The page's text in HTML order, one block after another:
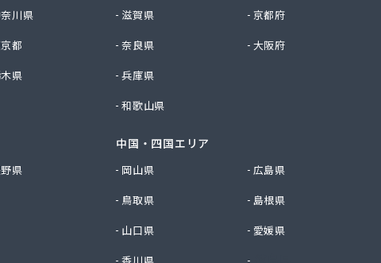
川県
都
県
県
滋賀県
京都府
奈良県
大阪府
兵庫県
和歌山県
中国・四国エリア
岡山県
広島県
鳥取県
島根県
山口県
愛媛県